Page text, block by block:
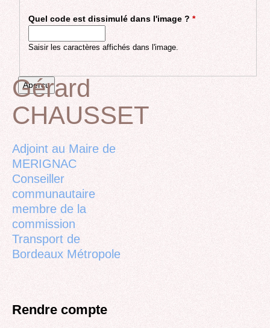
Quel code est dissimulé dans l'image ? *
Saisir les caractères affichés dans l'image.
Back
to
Gérard
CHAUSSET
Adjoint au Maire de
MERIGNAC
Conseiller
communautaire
membre de la
commission
Transport de
Bordeaux Métropole
Rendre compte